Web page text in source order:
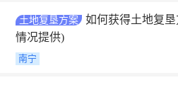
土地复垦方案
如何获得土地复
情况提供)
南宁